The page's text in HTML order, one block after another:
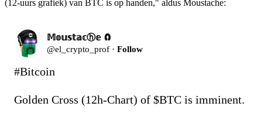
(12-uurs grafiek) van BTC is op handen," aldus Moustache:
𝕄𝕠𝕦𝕤𝕥𝕒𝕔ⓗ𝕖 🧲
@el_crypto_prof · Follow
#Bitcoin
Golden Cross (12h-Chart) of $BTC is imminent.